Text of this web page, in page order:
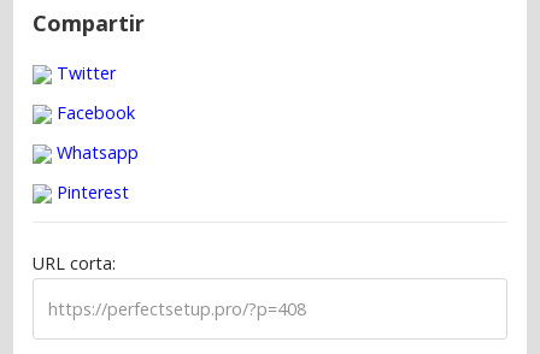
Compartir
Twitter
Facebook
Whatsapp
Pinterest
URL corta: